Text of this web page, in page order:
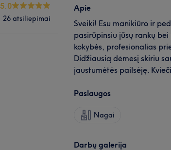
5.0
26 atsiliepimai
Apie
Sveiki! Esu manikiūro ir
pasirūpinsiu jūsų rankų
kokybės, profesionalias
Didžiausią dėmesį skiriu
jaustumėtės pailsėję.
Paslaugos
Nagai
Darbų galerija